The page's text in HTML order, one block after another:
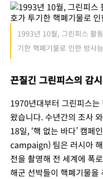
1993년 10월, 그린피스 활
기한 핵폐기물로 인한 방사
끈질긴 그린피스의 감
1970년대부터 그린피스
왔습니다. 수년간의 조사
18일, ‘핵 없는 바다’ 캠
campaign) 팀은 러시아
전을 촬영해 전 세계에 폭
해군 선박들이 핵폐기물을